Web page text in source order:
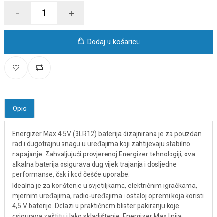
- +
Dodaj u košaricu
Opis
Energizer Max 4.5V (3LR12) baterija dizajnirana je za pouzdan
rad i dugotrajnu snagu u uređajima koji zahtijevaju stabilno
napajanje. Zahvaljujući provjerenoj Energizer tehnologiji, ova
alkalna baterija osigurava dug vijek trajanja i dosljedne
performanse, čak i kod češće uporabe.
Idealna je za korištenje u svjetiljkama, električnim igračkama,
mjernim uređajima, radio-uređajima i ostaloj opremi koja koristi
4,5 V baterije. Dolazi u praktičnom blister pakiranju koje